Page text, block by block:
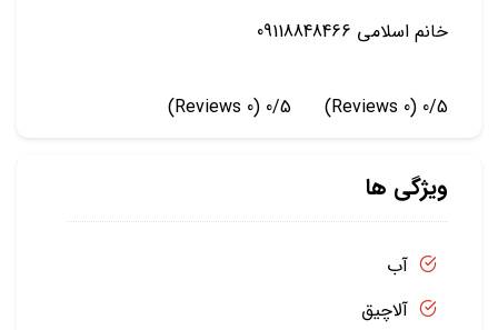
خانم اسلامی 09118848466
0/5
(0 Reviews)
0/5
(0 Reviews)
ویژگی ها
آب
آلاچیق